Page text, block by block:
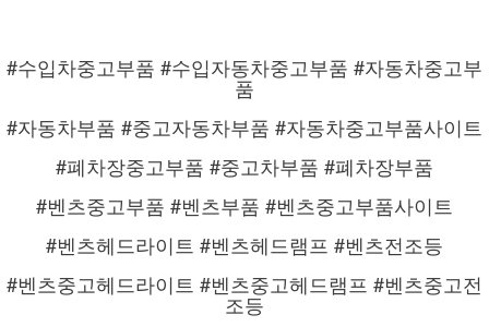
#수입차중고부품 #수입자동차중고부품 #자동차중고부
품
#자동차부품 #중고자동차부품 #자동차중고부품사이트
#폐차장중고부품 #중고차부품 #폐차장부품
#벤츠중고부품 #벤츠부품 #벤츠중고부품사이트
#벤츠헤드라이트 #벤츠헤드램프 #벤츠전조등
#벤츠중고헤드라이트 #벤츠중고헤드램프 #벤츠중고전
조등